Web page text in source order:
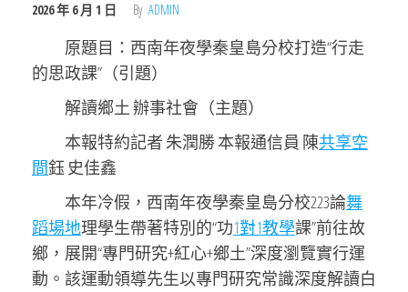
2026 年 6 月 1 日 By ADMIN
原題目：西南年夜學秦皇島分校打造“行走
的思政課”（引題）
解讀鄉土 辦事社會（主題）
本報特約記者 朱潤勝 本報通信員 陳共享空
間鈺 史佳鑫
本年冷假，西南年夜學秦皇島分校223論舞
蹈場地理學生帶著特別的“功1對1教學課”前往故
鄉，展開“專門研究+紅心+鄉土”深度瀏覽實行運
動。該運動領導先生以專門研究常識深度解讀白